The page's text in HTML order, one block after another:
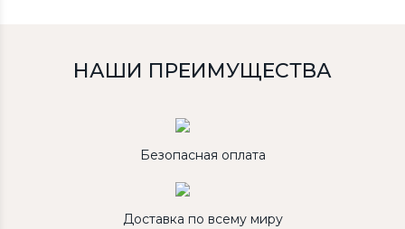
НАШИ ПРЕИМУЩЕСТВА
Безопасная оплата
Доставка по всему миру